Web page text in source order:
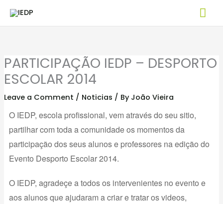
PARTICIPAÇÃO IEDP – DESPORTO
ESCOLAR 2014
Leave a Comment / Noticias / By João Vieira
O IEDP, escola profissional, vem através do seu sitio,
partilhar com toda a comunidade os momentos da
participação dos seus alunos e professores na edição do
Evento Desporto Escolar 2014.
O IEDP, agradeçe a todos os intervenientes no evento e
aos alunos que ajudaram a criar e tratar os videos,